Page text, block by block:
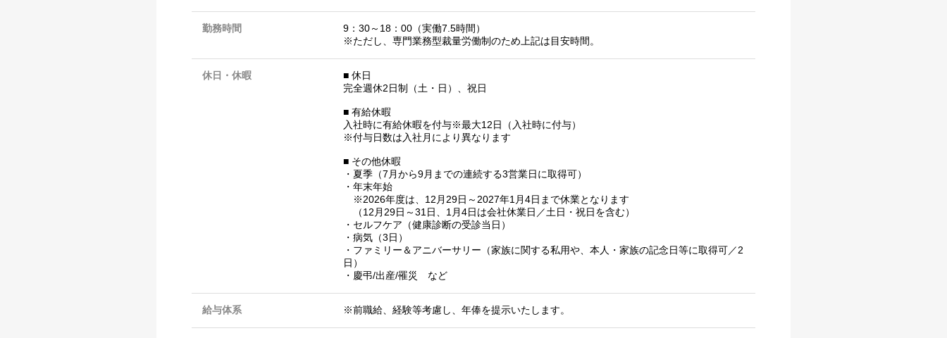
勤務時間
9：30～18：00（実働7.5時間）
※ただし、専門業務型裁量労働制のため上記は目安時間。
休日・休暇
■ 休日
完全週休2日制（土・日）、祝日
■ 有給休暇
入社時に有給休暇を付与※最大12日（入社時に付与）
※付与日数は入社月により異なります
■ その他休暇
・夏季（7月から9月までの連続する3営業日に取得可）
・年末年始
※2026年度は、12月29日～2027年1月4日まで休業となります
（12月29日～31日、1月4日は会社休業日／土日・祝日を含む）
・セルフケア（健康診断の受診当日）
・病気（3日）
・ファミリー＆アニバーサリー（家族に関する私用や、本人・家族の記念日等に取得可／2
日）
・慶弔/出産/罹災 など
給与体系 ※前職給、経験等考慮し、年俸を提示いたします。